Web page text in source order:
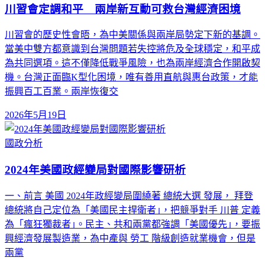
川習會定調和平 兩岸新互動可救台灣經濟困境
川習會的歷史性會晤，為中美關係與兩岸局勢定下新的基調。
當美中雙方都意識到台灣問題若失控將危及全球穩定，和平成
為共同選項。這不僅降低戰爭風險，也為兩岸經濟合作開啟契
機。台灣正面臨K型化困境，唯有善用直航與惠台政策，才能
振興百工百業。兩岸恢復交
2026年5月19日
國政分析
2024年美國政經變局對國際影響研析
一、前言 美國 2024年政經變局圍繞著 總統大選 發展， 拜登
總統將自己定位為「美國民主捍衛者｣，把競爭對手 川普 定義
為「瘋狂獨裁者｣。民主、共和兩黨都強調「美國優先｣，要振
興經濟發展製造業，為中產與 勞工 階級創造就業機會，但是
兩黨